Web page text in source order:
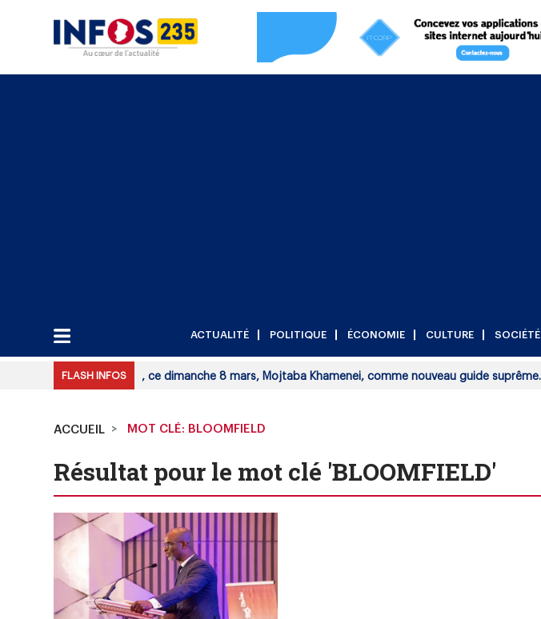
ACTUALITÉ POLITIQUE ÉCONOMIE CULTURE SOCIÉTÉ
FLASH INFOS
des experts a désigné, ce dimanche 8 mars, Mojtaba Khamenei, comme nouveau guide suprême.
ACCUEIL MOT CLÉ: BLOOMFIELD
Résultat pour le mot clé 'BLOOMFIELD'